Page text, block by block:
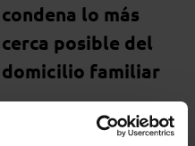
condena lo más
cerca posible del
domicilio familiar
Por Rosario Fraguas
Existe debate sobre si